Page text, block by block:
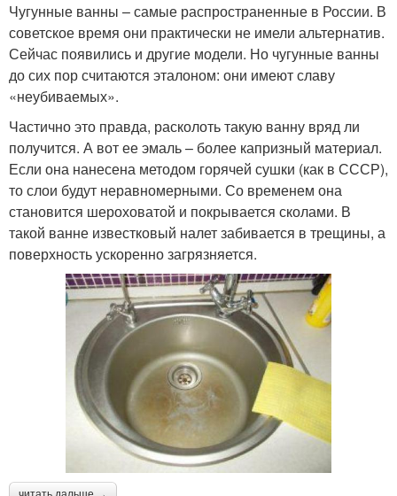
Чугунные ванны – самые распространенные в России. В
советское время они практически не имели альтернатив.
Сейчас появились и другие модели. Но чугунные ванны
до сих пор считаются эталоном: они имеют славу
«неубиваемых».
Частично это правда, расколоть такую ванну вряд ли
получится. А вот ее эмаль – более капризный материал.
Если она нанесена методом горячей сушки (как в СССР),
то слои будут неравномерными. Со временем она
становится шероховатой и покрывается сколами. В
такой ванне известковый налет забивается в трещины, а
поверхность ускоренно загрязняется.